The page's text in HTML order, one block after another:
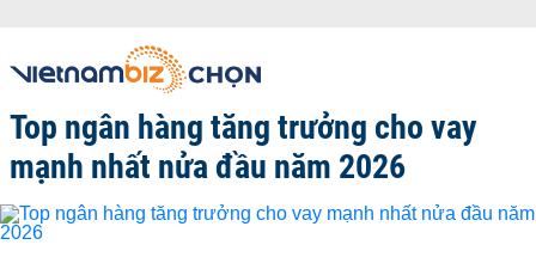
Top ngân hàng tăng trưởng cho vay
mạnh nhất nửa đầu năm 2026